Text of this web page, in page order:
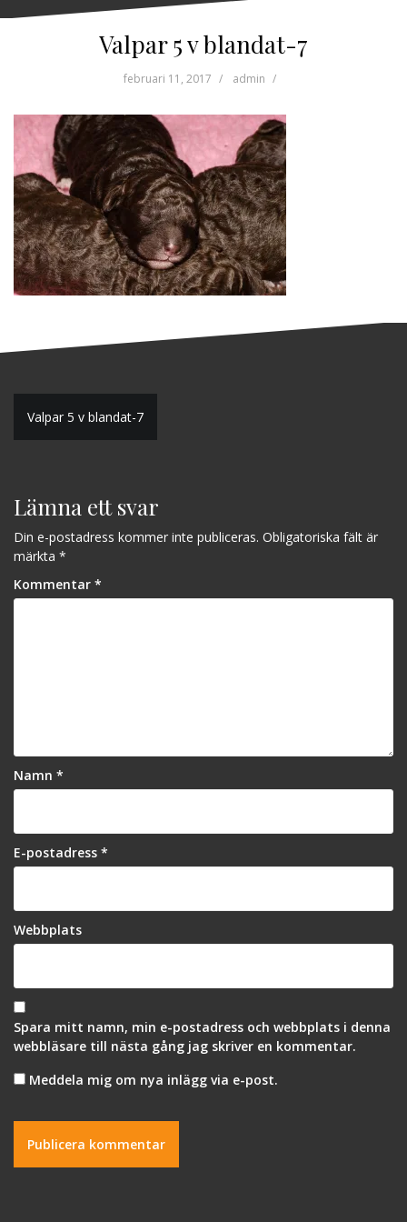
Valpar 5 v blandat-7
februari 11, 2017 admin
Inläggsnavigering
Valpar 5 v blandat-7
Lämna ett svar
Din e-postadress kommer inte publiceras. Obligatoriska fält är
märkta *
Kommentar *
Namn *
E-postadress *
Webbplats
Spara mitt namn, min e-postadress och webbplats i denna
webbläsare till nästa gång jag skriver en kommentar.
Meddela mig om nya inlägg via e-post.